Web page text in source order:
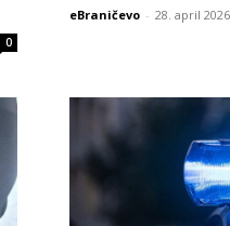
0
eBraničevo - 28. april 2026.